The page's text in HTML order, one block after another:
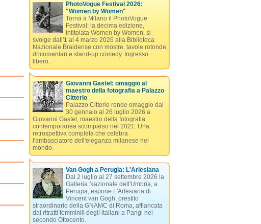
PhotoVogue Festival 2026:
"Women by Women"
Torna a Milano il PhotoVogue
Festival: la decima edizione,
intitolata Women by Women, si
svolge dall'1 al 4 marzo 2026 alla Biblioteca
Nazionale Braidense con mostre, tavole rotonde,
documentari e stand-up comedy. Ingresso
libero.
Giovanni Gastel: omaggio al
maestro della fotografia a Palazzo
Citterio
Palazzo Citterio rende omaggio dal
30 gennaio al 26 luglio 2026 a
Giovanni Gastel, maestro della fotografia
contemporanea scomparso nel 2021. Una
retrospettiva completa che celebra
l'ambasciatore dell'eleganza milanese nel
mondo.
Van Gogh a Perugia: L'Arlesiana
Dal 2 luglio al 27 settembre 2026 la
Galleria Nazionale dell'Umbria, a
Perugia, espone L'Arlesiana di
Vincent van Gogh, prestito
straordinario della GNAMC di Roma, affiancata
dai ritratti femminili degli italiani a Parigi nel
secondo Ottocento.